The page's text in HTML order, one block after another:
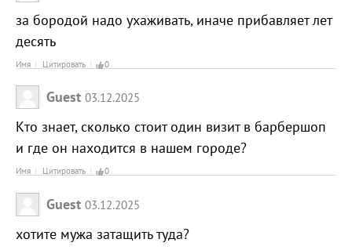
за бородой надо ухаживать, иначе прибавляет лет
десять
Имя Цитировать 0
Guest 03.12.2025
Кто знает, сколько стоит один визит в барбершоп
и где он находится в нашем городе?
Имя Цитировать 0
Guest 03.12.2025
хотите мужа затащить туда?